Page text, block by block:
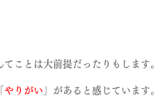
ことは大前提だったりもします。
やりがい 」があると感じています。